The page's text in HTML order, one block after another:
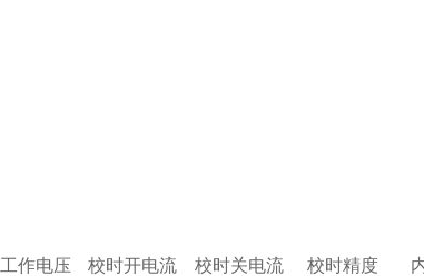
工作电压 校时开电流 校时关电流 校时精度